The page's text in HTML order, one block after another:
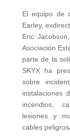
El equipo de
Earley,
Eric
Asociación
parte de la
SKYX ha
sobre
instalaciones
incendios,
lesiones y
cables